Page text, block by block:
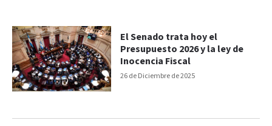
26 de Diciembre de 2025
El Senado trata hoy el
Presupuesto 2026 y la ley de
Inocencia Fiscal